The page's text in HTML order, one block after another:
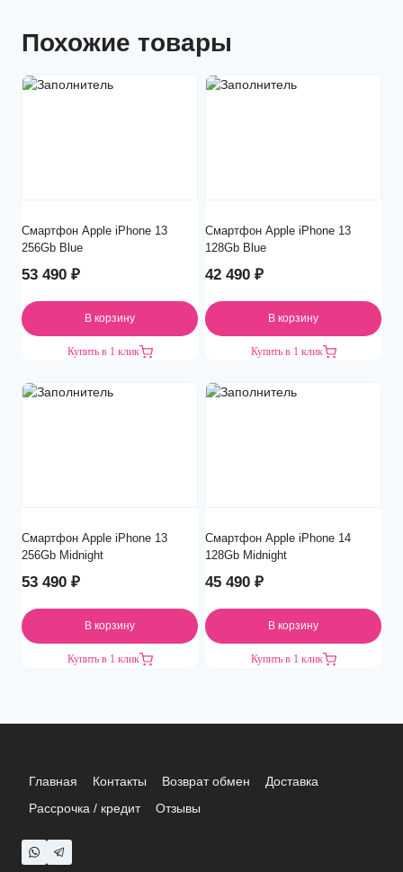
Похожие товары
Смартфон Apple iPhone 13
256Gb Blue
53 490 ₽
В корзину
Купить в 1 клик
Смартфон Apple iPhone 13
128Gb Blue
42 490 ₽
В корзину
Купить в 1 клик
Смартфон Apple iPhone 13
256Gb Midnight
53 490 ₽
В корзину
Купить в 1 клик
Смартфон Apple iPhone 14
128Gb Midnight
45 490 ₽
В корзину
Купить в 1 клик
Главная Контакты Возврат обмен
Доставка
Рассрочка / кредит
Отзывы